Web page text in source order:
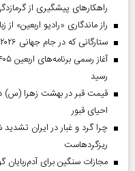
راهکارهای پیشگیری از
راز ماندگاری «رادیو اربعین»
ستارگانی که در جام جهانی ۲۰۲۶ بازی نکردند
رسید
احیای قبور
چرا گرد و غبار در ایران تشدید
ریزگردهاست
مجازات سنگین برای آدم‌ربایان